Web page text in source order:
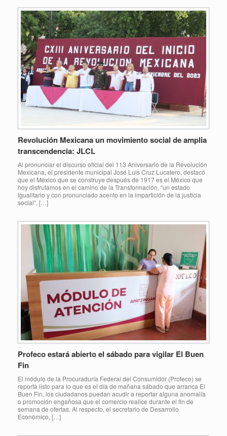
Revolución Mexicana un movimiento social de amplia
transcendencia: JLCL
Al pronunciar el discurso oficial del 113 Aniversario de la Revolución
Mexicana, el presidente municipal José Luis Cruz Lucatero, destacó
que el México que se construye después de 1917 es el México que
hoy disfrutamos en el camino de la Transformación, “un estado
igualitario y con pronunciado acento en la impartición de la justicia
social”, […]
Profeco estará abierto el sábado para vigilar El Buen
Fin
El módulo de la Procuraduría Federal del Consumidor (Profeco) se
reporta listo para lo que es el día de mañana sábado que arranca El
Buen Fin, los ciudadanos puedan acudir a reportar alguna anomalía
o promoción engañosa que el comercio realice durante el fin de
semana de ofertas. Al respecto, el secretario de Desarrollo
Económico, […]